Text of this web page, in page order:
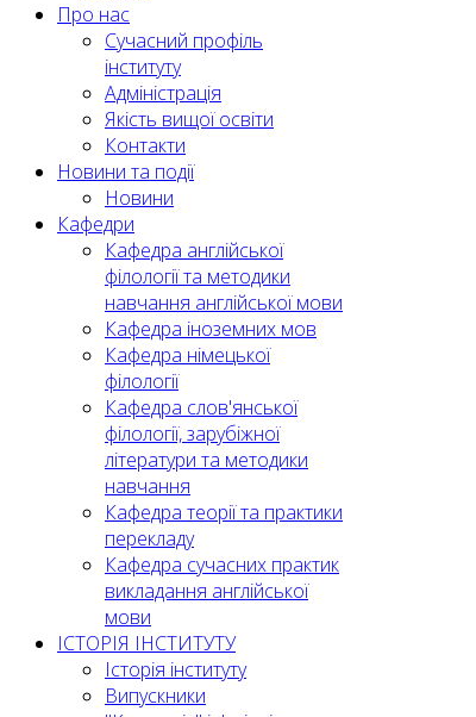
Про нас
Сучасний профіль
інституту
Адміністрація
Якість вищої освіти
Контакти
Новини та події
Новини
Кафедри
Кафедра англійської
філології та методики
навчання англійської мови
Кафедра іноземних мов
Кафедра німецької
філології
Кафедра слов'янської
філології, зарубіжної
літератури та методики
навчання
Кафедра теорії та практики
перекладу
Кафедра сучасних практик
викладання англійської
мови
ІСТОРІЯ ІНСТИТУТУ
Історія інституту
Випускники